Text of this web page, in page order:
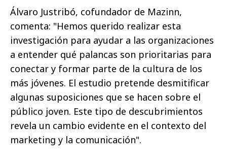
Álvaro Justribó, cofundador de Mazinn,
comenta: "Hemos querido realizar esta
investigación para ayudar a las organizaciones
a entender qué palancas son prioritarias para
conectar y formar parte de la cultura de los
más jóvenes. El estudio pretende desmitificar
algunas suposiciones que se hacen sobre el
público joven. Este tipo de descubrimientos
revela un cambio evidente en el contexto del
marketing y la comunicación".